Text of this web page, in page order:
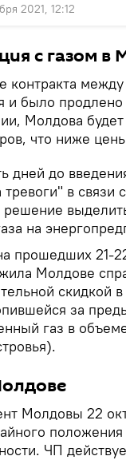
2021, 12:12
с газом в
контракта
и было
Молдова
что ниже
дней до
в связи
на
прошедших 21-
Молдове
скидкой
за
газ в
Молдовы 22
ЧП